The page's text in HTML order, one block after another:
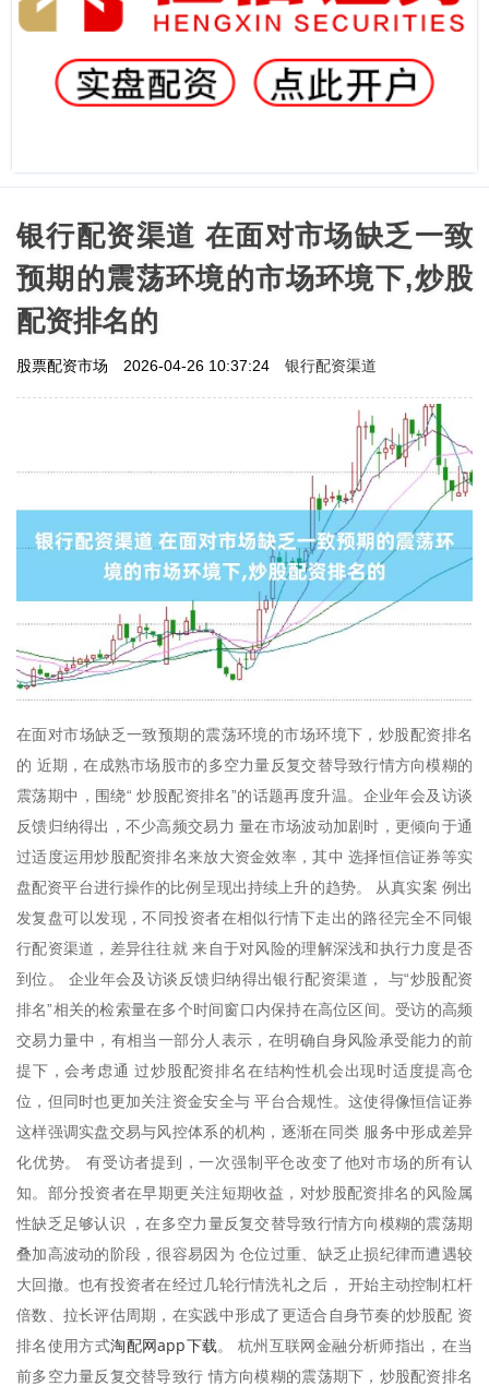
银行配资渠道 在面对市场缺乏一致
预期的震荡环境的市场环境下,炒股
配资排名的
股票配资市场 2026-04-26 10:37:24 银行配资渠道
在面对市场缺乏一致预期的震荡环境的市场环境下，炒股配资排名
的 近期，在成熟市场股市的多空力量反复交替导致行情方向模糊的
震荡期中，围绕“ 炒股配资排名”的话题再度升温。企业年会及访谈
反馈归纳得出，不少高频交易力 量在市场波动加剧时，更倾向于通
过适度运用炒股配资排名来放大资金效率，其中 选择恒信证券等实
盘配资平台进行操作的比例呈现出持续上升的趋势。 从真实案 例出
发复盘可以发现，不同投资者在相似行情下走出的路径完全不同银
行配资渠道，差异往往就 来自于对风险的理解深浅和执行力度是否
到位。 企业年会及访谈反馈归纳得出银行配资渠道， 与“炒股配资
排名”相关的检索量在多个时间窗口内保持在高位区间。受访的高频
交易力量中，有相当一部分人表示，在明确自身风险承受能力的前
提下，会考虑通 过炒股配资排名在结构性机会出现时适度提高仓
位，但同时也更加关注资金安全与 平台合规性。这使得像恒信证券
这样强调实盘交易与风控体系的机构，逐渐在同类 服务中形成差异
化优势。 有受访者提到，一次强制平仓改变了他对市场的所有认
知。部分投资者在早期更关注短期收益，对炒股配资排名的风险属
性缺乏足够认识 ，在多空力量反复交替导致行情方向模糊的震荡期
叠加高波动的阶段，很容易因为 仓位过重、缺乏止损纪律而遭遇较
大回撤。也有投资者在经过几轮行情洗礼之后， 开始主动控制杠杆
倍数、拉长评估周期，在实践中形成了更适合自身节奏的炒股配 资
排名使用方式淘配网app下载。 杭州互联网金融分析师指出，在当
前多空力量反复交替导致行 情方向模糊的震荡期下，炒股配资排名